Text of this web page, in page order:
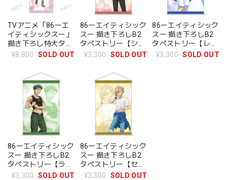
TVアニメ「86ーエ
イティシックスー」
描き下ろし特大タペ
ストリー【ルームウ
¥8,800 SOLD OUT
86ーエイティシック
スー 描き下ろしB2
タペストリー【シ
ン】雨宿り
¥3,300 SOLD OUT
86ーエイティシック
スー 描き下ろしB2
タペストリー【レー
ナ】雨宿り
¥3,300 SOLD OUT
86ーエイティシック
スー 描き下ろしB2
タペストリー【ライ
デン】雨宿り
¥3,300 SOLD OUT
86ーエイティシック
スー 描き下ろしB2
タペストリー【セ
オ】雨宿り
¥3,300 SOLD OUT